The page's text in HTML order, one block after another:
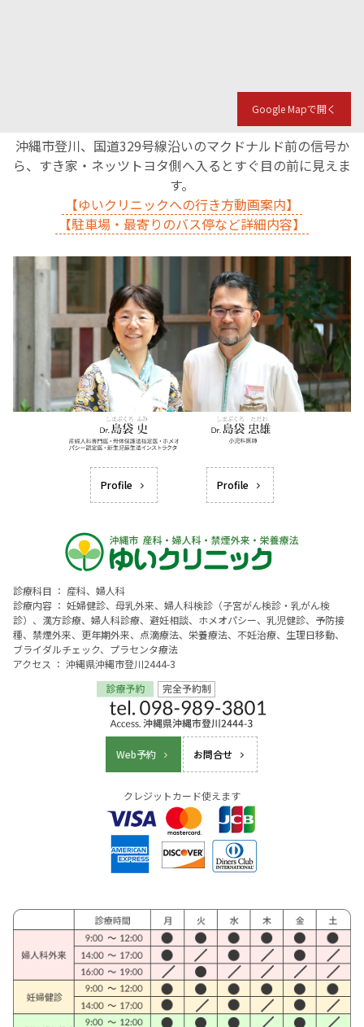
Google Mapで開く
沖縄市登川、国道329号線沿いのマクドナルド前の信号か
ら、すき家・ネッツトヨタ側へ入るとすぐ目の前に見えま
す。
【ゆいクリニックへの行き方動画案内】
【駐車場・最寄りのバス停など詳細内容】
Profile Profile
診療科目 ： 産科、婦人科
診療内容 ： 妊婦健診、母乳外来、婦人科検診（子宮がん検診・乳がん検
診）、漢方診療、婦人科診療、避妊相談、ホメオパシー、乳児健診、予防接
種、禁煙外来、更年期外来、点滴療法、栄養療法、不妊治療、生理日移動、
ブライダルチェック、プラセンタ療法
アクセス ： 沖縄県沖縄市登川2444-3
Web予約 お問合せ
クレジットカード使えます